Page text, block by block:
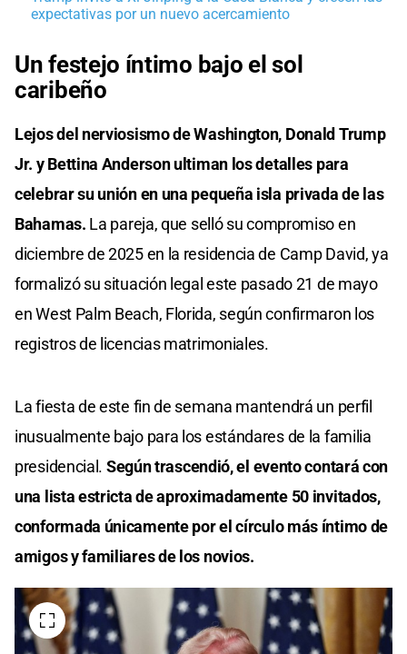
expectativas por un nuevo acercamiento
Un festejo íntimo bajo el sol
caribeño
Lejos del nerviosismo de Washington, Donald Trump
Jr. y Bettina Anderson ultiman los detalles para
celebrar su unión en una pequeña isla privada de las
Bahamas. La pareja, que selló su compromiso en
diciembre de 2025 en la residencia de Camp David, ya
formalizó su situación legal este pasado 21 de mayo
en West Palm Beach, Florida, según confirmaron los
registros de licencias matrimoniales.
La fiesta de este fin de semana mantendrá un perfil
inusualmente bajo para los estándares de la familia
presidencial. Según trascendió, el evento contará con
una lista estricta de aproximadamente 50 invitados,
conformada únicamente por el círculo más íntimo de
amigos y familiares de los novios.